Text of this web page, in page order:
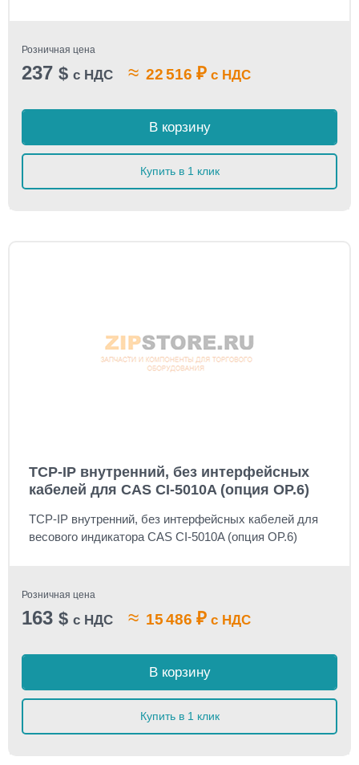
Розничная цена
237 $ с НДС ≈ 22 516 ₽ с НДС
В корзину
Купить в 1 клик
TCP-IP внутренний, без интерфейсных
кабелей для CAS CI-5010A (опция OP.6)
TCP-IP внутренний, без интерфейсных кабелей для
весового индикатора CAS CI-5010A (опция OP.6)
Розничная цена
163 $ с НДС ≈ 15 486 ₽ с НДС
В корзину
Купить в 1 клик